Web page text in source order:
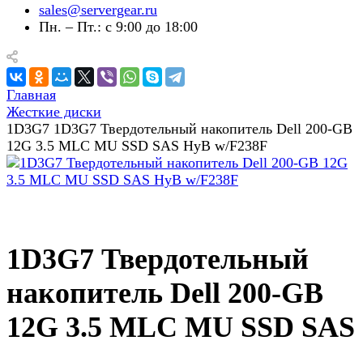
sales@servergear.ru
Пн. – Пт.: с 9:00 до 18:00
Главная
Жесткие диски
1D3G7 1D3G7 Твердотельный накопитель Dell 200-GB
12G 3.5 MLC MU SSD SAS HyB w/F238F
1D3G7 Твердотельный
накопитель Dell 200-GB
12G 3.5 MLC MU SSD SAS